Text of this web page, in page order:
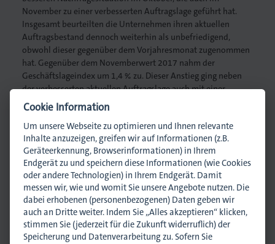
November zu einer verbesserten Auftragslage geführt hat.
Insgesamt beurteilten die Unternehmen ihren aktuellen
Auftragsbestand dennoch weiterhin als unbefriedigend,
obwohl dieser gegenüber dem Vorjahresmonat zugenommen
hat. Gegenüber dem Novemberwert 2017 nahm der
Geschäftslageindex um 1,4 % zu. Dieser Anstieg ging neben
der verbesserten aktuellen Auftragslage auch mit einer
kostengetriebenen Verteuerung von Druckprodukten einher.
Hinsichtlich ihrer Geschäftslage in den kommenden sechs
Monaten zeigten sich die Unternehmen im November 2018
erneut zuversichtlich. Der saisonbereinigte Index der
Geschäftslageerwartungen lag zum Vormonat mit 1,2 % im
Plus. Auch gegenüber dem Novemberwert 2017 nahm der
Index zu, nämlich um 1,8 % auf derzeitige 105,0 Zähler. Die
Unternehmen hoffen weiterhin auf eine zunehmende
Produktionstätigkeit. Außerdem prägten bessere
Exportaussichten die Erwartungen.
Cookie Information
Um unsere Webseite zu optimieren und Ihnen relevante
Inhalte anzuzeigen, greifen wir auf Informationen (z.B.
Geräteerkennung, Browserinformationen) in Ihrem
Endgerät zu und speichern diese Informationen (wie Cookies
oder andere Technologien) in Ihrem Endgerät. Damit
messen wir, wie und womit Sie unsere Angebote nutzen. Die
dabei erhobenen (personenbezogenen) Daten geben wir
auch an Dritte weiter. Indem Sie „Alles akzeptieren“ klicken,
stimmen Sie (jederzeit für die Zukunft widerruflich) der
Speicherung und Datenverarbeitung zu. Sofern Sie